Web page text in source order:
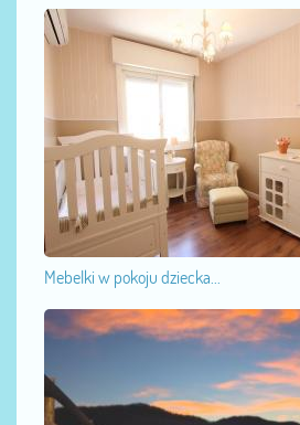
Mebelki w pokoju dziecka...